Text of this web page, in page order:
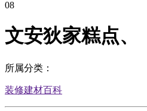
08
文安狄家糕点、
所属分类：
装修建材百科